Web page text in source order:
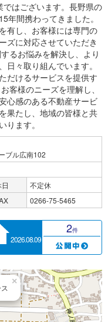
はございます。長野県の
年間携わってきました。
有し、お客様には専門の
ズに対応させていただき
るお悩みを解決し、より
日々取り組んでいます。
だけるサービスを提供す
客様のニーズを理解し、
心感のある不動産サービ
果たし、地域の皆様と共
ります。
ブル広南102
不定休
0266-75-5465
2026.08.09
2件
×